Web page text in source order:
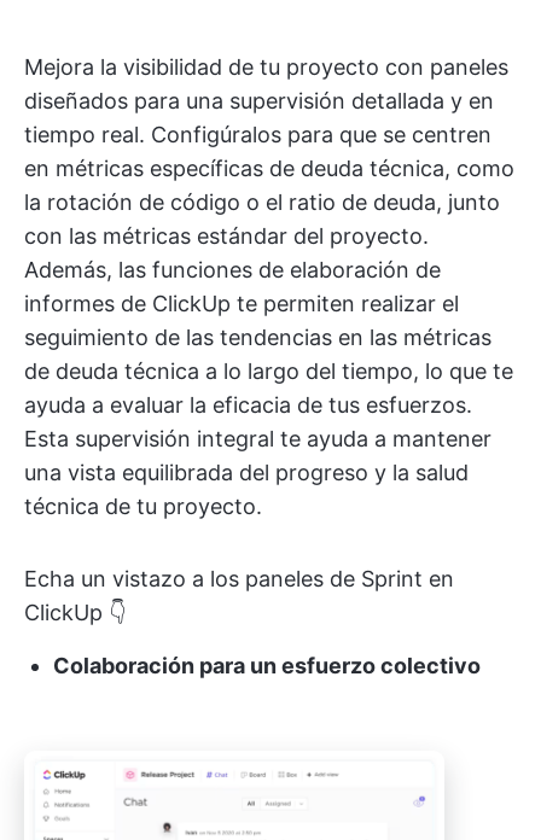
Mejora la visibilidad de tu proyecto con paneles
diseñados para una supervisión detallada y en
tiempo real. Configúralos para que se centren
en métricas específicas de deuda técnica, como
la rotación de código o el ratio de deuda, junto
con las métricas estándar del proyecto.
Además, las funciones de elaboración de
informes de ClickUp te permiten realizar el
seguimiento de las tendencias en las métricas
de deuda técnica a lo largo del tiempo, lo que te
ayuda a evaluar la eficacia de tus esfuerzos.
Esta supervisión integral te ayuda a mantener
una vista equilibrada del progreso y la salud
técnica de tu proyecto.
Echa un vistazo a los paneles de Sprint en
ClickUp 👇
Colaboración para un esfuerzo colectivo